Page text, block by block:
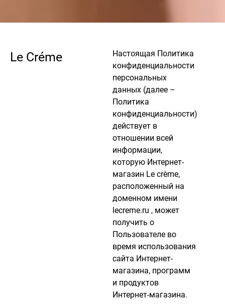
Le Créme
Настоящая Политика
конфиденциальности
персональных
данных (далее –
Политика
конфиденциальности)
действует в
отношении всей
информации,
которую Интернет-
магазин Le crème,
расположенный на
доменном имени
lecreme.ru , может
получить о
Пользователе во
время использования
сайта Интернет-
магазина, программ
и продуктов
Интернет-магазина.